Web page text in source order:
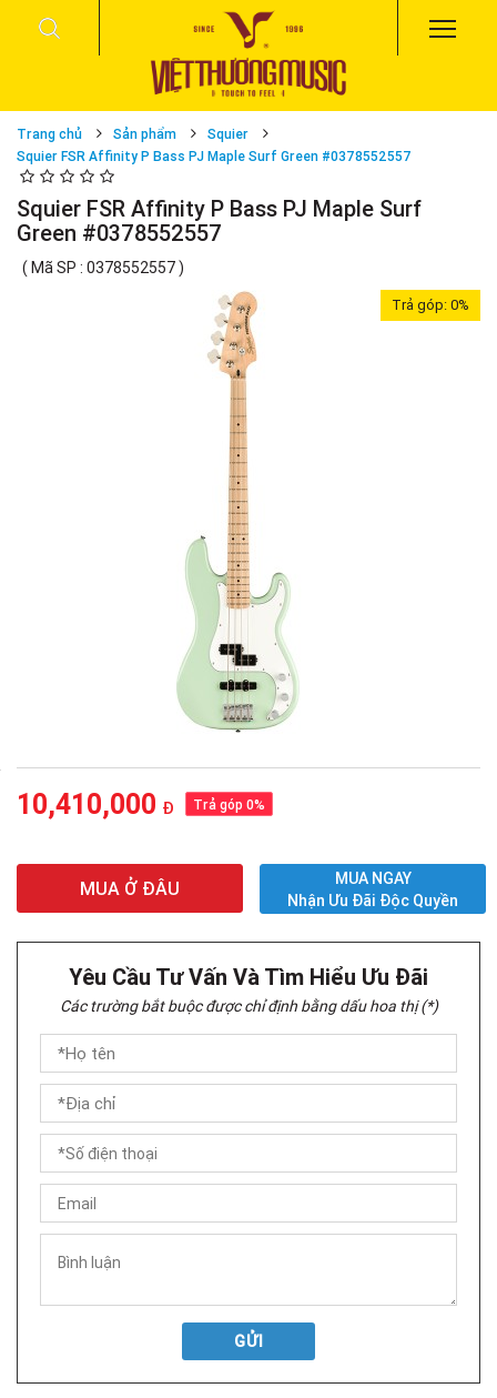
Trang chủ Sản phẩm
Squier
Squier FSR Affinity P Bass PJ Maple Surf Green #0378552557
Squier FSR Affinity P Bass PJ Maple Surf
Green #0378552557
( Mã SP : 0378552557 )
Trả góp:0%
10,410,000 Đ Trả góp 0%
MUA Ở ĐÂU
MUA NGAY
Nhận Ưu Đãi Độc Quyền
Yêu Cầu Tư Vấn Và Tìm Hiểu Ưu Đãi
Các trường bắt buộc được chỉ định bằng dấu hoa thị (*)
GỬI